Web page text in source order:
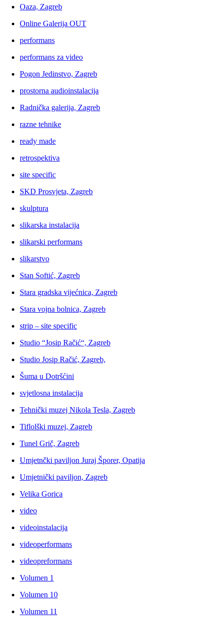
Oaza, Zagreb
Online Galerija OUT
performans
performans za video
Pogon Jedinstvo, Zagreb
prostorna audioinstalacija
Radnička galerija, Zagreb
razne tehnike
ready made
retrospektiva
site specific
SKD Prosvjeta, Zagreb
skulptura
slikarska instalacija
slikarski performans
slikarstvo
Stan Softić, Zagreb
Stara gradska vijećnica, Zagreb
Stara vojna bolnica, Zagreb
strip – site specific
Studio “Josip Račić“, Zagreb
Studio Josip Račić, Zagreb,
Šuma u Dotršćini
svjetlosna instalacija
Tehnički muzej Nikola Tesla, Zagreb
Tiflolški muzej, Zagreb
Tunel Grič, Zagreb
Umjetnčki paviljon Juraj Šporer, Opatija
Umjetnički paviljon, Zagreb
Velika Gorica
video
videoinstalacija
videoperformans
videopreformans
Volumen 1
Volumen 10
Volumen 11